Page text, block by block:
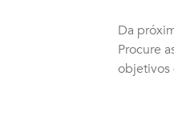
Da
Procure
objetivos